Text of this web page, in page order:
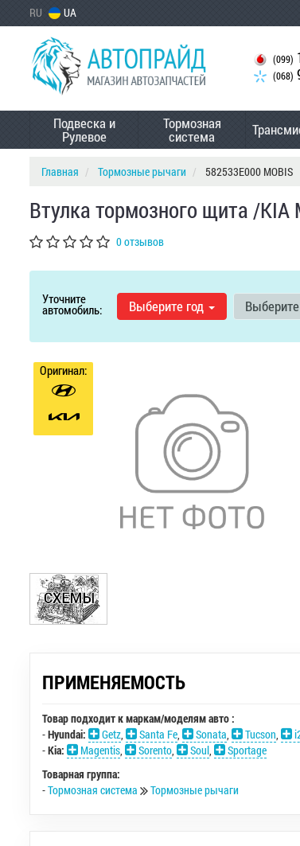
RU UA
(099)
(068)
Подвеска и
Рулевое
Тормозная
система
Главная Тормозные рычаги 582533E000 MOBIS
Втулка тормозного щита /KIA
0 отзывов
Уточните
автомобиль: Выберите год
Оригинал:
ПРИМЕНЯЕМОСТЬ
Товар подходит к маркам/моделям авто :
-Hyundai: Getz Santa Fe Sonata Tucson
-Kia: Magentis Sorento Soul
Sportage
Товарная группа:
-Тормозная система Тормозные рычаги